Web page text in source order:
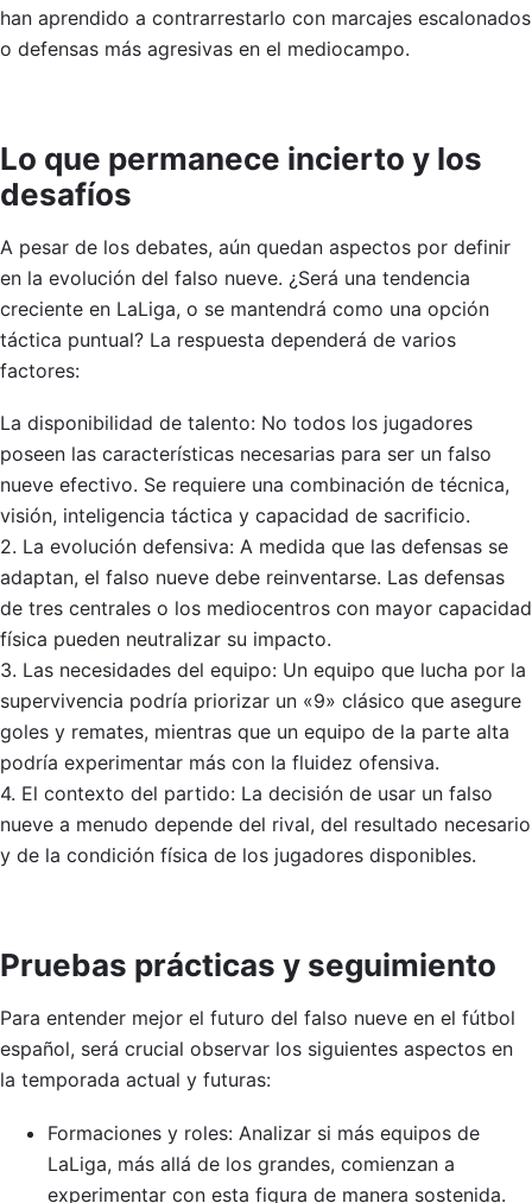
han aprendido a contrarrestarlo con marcajes escalonados
o defensas más agresivas en el mediocampo.
Lo que permanece incierto y los
desafíos
A pesar de los debates, aún quedan aspectos por definir
en la evolución del falso nueve. ¿Será una tendencia
creciente en LaLiga, o se mantendrá como una opción
táctica puntual? La respuesta dependerá de varios
factores:
La disponibilidad de talento: No todos los jugadores
poseen las características necesarias para ser un falso
nueve efectivo. Se requiere una combinación de técnica,
visión, inteligencia táctica y capacidad de sacrificio.
2. La evolución defensiva: A medida que las defensas se
adaptan, el falso nueve debe reinventarse. Las defensas
de tres centrales o los mediocentros con mayor capacidad
física pueden neutralizar su impacto.
3. Las necesidades del equipo: Un equipo que lucha por la
supervivencia podría priorizar un «9» clásico que asegure
goles y remates, mientras que un equipo de la parte alta
podría experimentar más con la fluidez ofensiva.
4. El contexto del partido: La decisión de usar un falso
nueve a menudo depende del rival, del resultado necesario
y de la condición física de los jugadores disponibles.
Pruebas prácticas y seguimiento
Para entender mejor el futuro del falso nueve en el fútbol
español, será crucial observar los siguientes aspectos en
la temporada actual y futuras:
Formaciones y roles: Analizar si más equipos de
LaLiga, más allá de los grandes, comienzan a
experimentar con esta figura de manera sostenida.